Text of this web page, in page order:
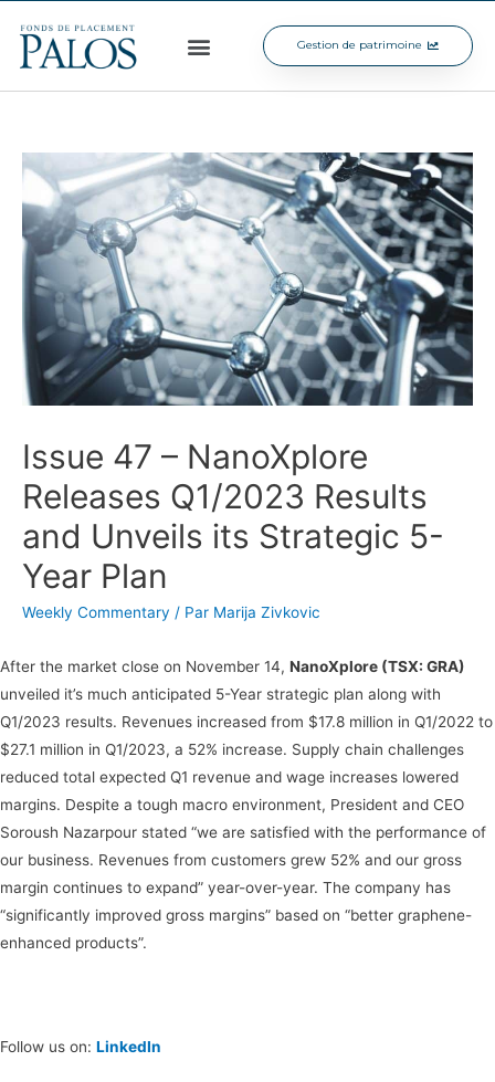
Gestion de patrimoine
Issue 47 – NanoXplore
Releases Q1/2023 Results
and Unveils its Strategic 5-
Year Plan
Weekly Commentary / Par Marija Zivkovic
After the market close on November 14, NanoXplore (TSX: GRA)
unveiled it’s much anticipated 5-Year strategic plan along with
Q1/2023 results. Revenues increased from $17.8 million in Q1/2022 to
$27.1 million in Q1/2023, a 52% increase. Supply chain challenges
reduced total expected Q1 revenue and wage increases lowered
margins. Despite a tough macro environment, President and CEO
Soroush Nazarpour stated “we are satisfied with the performance of
our business. Revenues from customers grew 52% and our gross
margin continues to expand” year-over-year. The company has
“significantly improved gross margins” based on “better graphene-
enhanced products”.
Follow us on: LinkedIn